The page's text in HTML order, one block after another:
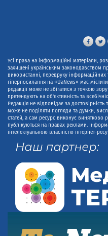
Усі права на інформаційні матеріали,
захищені українським законодавством
використанні, передруку інформаційних
гіперпосилання на «UaNews» має
редакції може не збігатися з точкою
претендують на об'єктивність та
Редакція не відповідає за
може не поділяти погляди та думки,
статей, а сам ресурс виконує винятково
публікуються на правах реклами.
інтелектуальною власністю інтернет-